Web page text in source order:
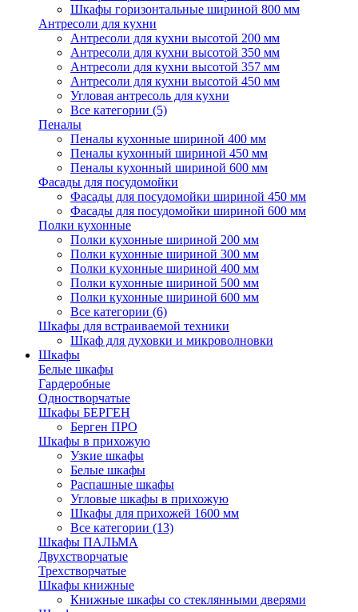
Шкафы горизонтальные шириной 800 мм
Антресоли для кухни
Антресоли для кухни высотой 200 мм
Антресоли для кухни высотой 350 мм
Антресоли для кухни высотой 357 мм
Антресоли для кухни высотой 450 мм
Угловая антресоль для кухни
Все категории (5)
Пеналы
Пеналы кухонные шириной 400 мм
Пеналы кухонный шириной 450 мм
Пеналы кухонный шириной 600 мм
Фасады для посудомойки
Фасады для посудомойки шириной 450 мм
Фасады для посудомойки шириной 600 мм
Полки кухонные
Полки кухонные шириной 200 мм
Полки кухонные шириной 300 мм
Полки кухонные шириной 400 мм
Полки кухонные шириной 500 мм
Полки кухонные шириной 600 мм
Все категории (6)
Шкафы для встраиваемой техники
Шкаф для духовки и микроволновки
Шкафы
Белые шкафы
Гардеробные
Одностворчатые
Шкафы БЕРГЕН
Берген ПРО
Шкафы в прихожую
Узкие шкафы
Белые шкафы
Распашные шкафы
Угловые шкафы в прихожую
Шкафы для прихожей 1600 мм
Все категории (13)
Шкафы ПАЛЬМА
Двухстворчатые
Трехстворчатые
Шкафы книжные
Книжные шкафы со стеклянными дверями